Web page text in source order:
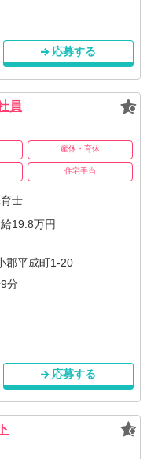
応募する
員
産休・育休
住宅手当
士
給19.8万円
郡平成町1-20
分
応募する